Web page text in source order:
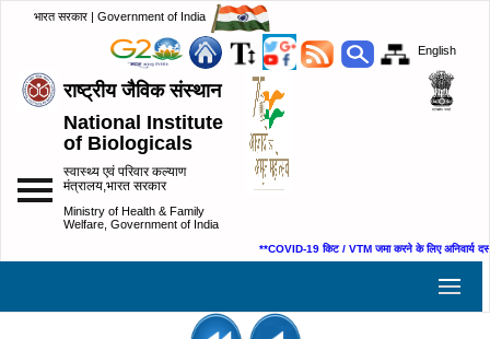
भारत सरकार | Government of India
English
राष्ट्रीय जैविक संस्थान
National Institute
of Biologicals
स्वास्थ्य एवं परिवार कल्याण
मंत्रालय,भारत सरकार
Ministry of Health & Family
Welfare, Government of India
**COVID-19 किट / VTM जमा करने के लिए अनिवार्य